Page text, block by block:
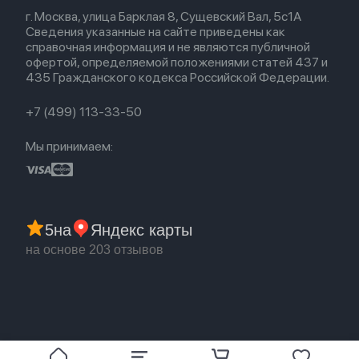
Airpods 2
Airpods (1-е)
Для Apple Watch
Политика конфиденциальности
Оплата и доставка
Партнерская программа
Гарантия
Обмен и возврат
Trade-in
Новые поступления
Популярное
Акции
г. Москва, улица Барклая 8, Сущевский Вал, 5с1А
Сведения указанные на сайте приведены как
справочная информация и не являются публичной
офертой, определяемой положениями статей 437 и
435 Гражданского кодекса Российской Федерации.
+7 (499) 113-33-50
Мы принимаем:
5на Яндекс карты
на основе 203 отзывов